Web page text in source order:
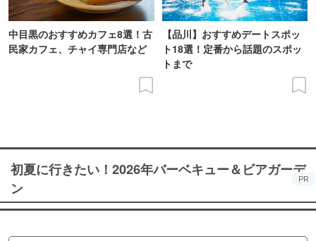
中目黒のおすすめカフェ8選！古
民家カフェ、チャイ専門店など
【品川】おすすめデートスポッ
ト18選！定番から話題のスポッ
トまで
初夏に行きたい！2026年バーベキュー＆ビアガーデ
ン
PR